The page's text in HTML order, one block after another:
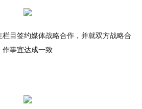
栏目签约媒体战略合作，并就双方战略合
作事宜达成一致